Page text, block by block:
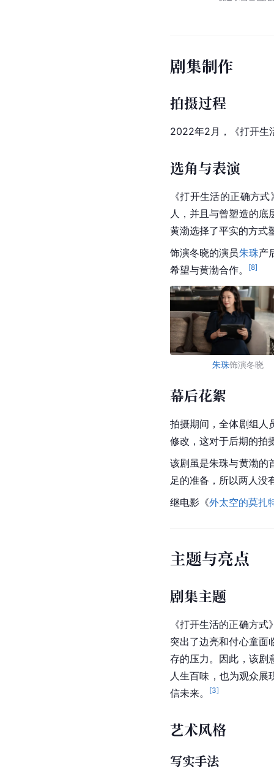
剧集制作
拍摄过程
2022年2月，《打开生
选角与表演
《打开生活的正确方式
人，并且与曾塑造的底
黄渤选择了平实的方式
饰演冬晓的演员朱珠产
希望与黄渤合作。 [8]
朱珠饰演冬晓
幕后花絮
拍摄期间，全体剧组人
修改，这对于后期的拍
该剧虽是朱珠与黄渤的
足的准备，所以两人没
继电影《外太空的莫扎
主题与亮点
剧集主题
《打开生活的正确方式
突出了边亮和付心童面
存的压力。因此，该剧
人生百味，也为观众展
信未来。
[3]
艺术风格
写实手法